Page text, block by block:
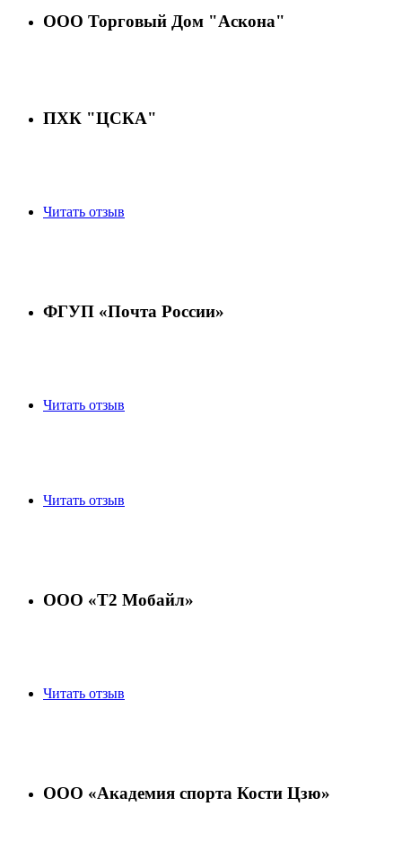
ООО Торговый Дом "Аскона"
ПХК "ЦСКА"
Читать отзыв
ФГУП «Почта России»
Читать отзыв
Читать отзыв
ООО «Т2 Мобайл»
Читать отзыв
ООО «Академия спорта Кости Цзю»